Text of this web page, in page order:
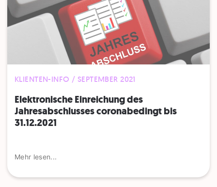
KLIENTEN-INFO / SEPTEMBER 2021
Elektronische Einreichung des
Jahresabschlusses coronabedingt bis
31.12.2021
Mehr lesen...